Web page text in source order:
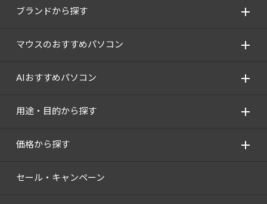
ブランドから探す
マウスのおすすめパソコン
AIおすすめパソコン
用途・目的から探す
価格から探す
セール・キャンペーン